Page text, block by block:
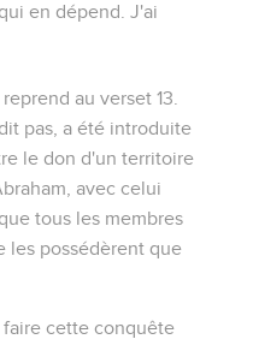
en dépend. J'ai
au verset 13.
pas, a été introduite
le don d'un territoire
avec celui
tous les membres
les possédèrent que
faire cette conquête